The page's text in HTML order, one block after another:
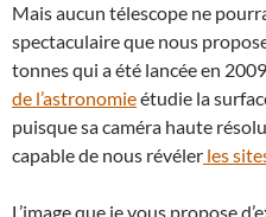
Mais aucun télescope ne
spectaculaire que nous
tonnes qui a été lancée en 2009
de l’astronomieétudie la
puisque sa caméra haute
capable de nous révéler les
L’image que je vous propose